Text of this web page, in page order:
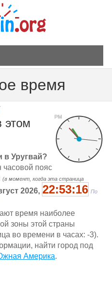
время
PM
этом
в Уругвай?
часовой пояс
(в момент, когда эта страница
2026, 22:53:16 По
время наиболее
зоны этой страны
во времени в часах: -3).
найти город под
Америка.